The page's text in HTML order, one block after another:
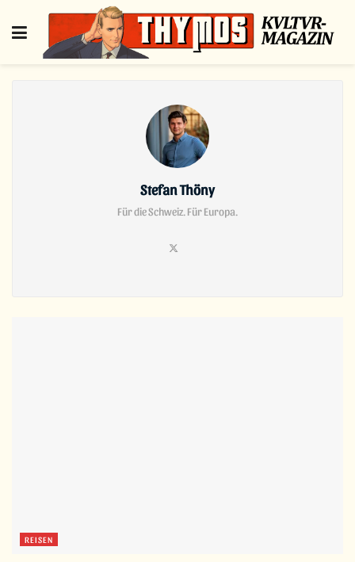
Stefan Thöny
Für die Schweiz. Für Europa.
REISEN